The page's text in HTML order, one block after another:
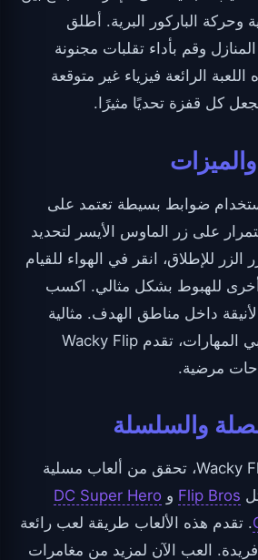
وحركة الباركور البرية. أطلق
وقم بأداء تقلبات مجنونة
الرائعة فيزياء غير متوقعة
كل قفزة تحديًا مثيرًا.
ضوابط بسيطة تعتمد على
على زر الماوس الأيسر لتحديد
الزر للإطلاق، انقر في الهواء للقيام
أخرى للهبوط بشكل مثالي. اكسب
داخل مناطق الهدف. مثالية
للاعبين العاديين ومحبي المهارات، تقدم Wacky Flip
مرضية.
والسلسلة
إذا كنت تستمتع بـ Wacky Flip، تحقق من ألعاب مسلية
Flip Brosو DC Super Hero
. تقدم هذه الألعاب طريقة لعب رائعة
العب الآن لمزيد من مغامرات